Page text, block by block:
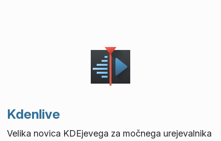
Kdenlive
Velika novica KDEjevega za močnega urejevalnika